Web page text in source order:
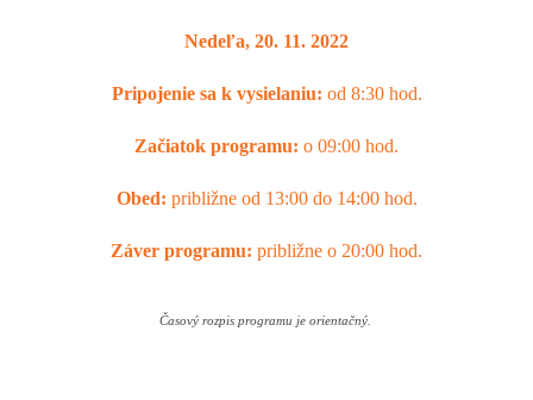
Nedeľa, 20. 11. 2022
Pripojenie sa k vysielaniu: od 8:30 hod.
Začiatok programu: o 09:00 hod.
Obed: približne od 13:00 do 14:00 hod.
Záver programu: približne o 20:00 hod.
Časový rozpis programu je orientačný.